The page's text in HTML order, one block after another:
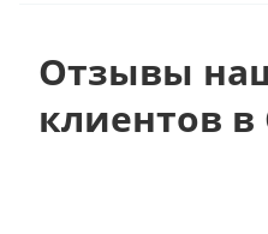
Отзывы
клиентов